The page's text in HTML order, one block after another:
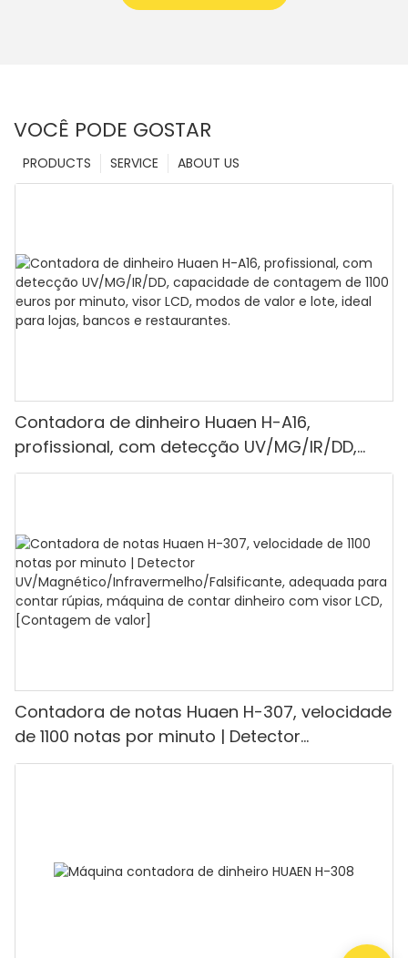
VOCÊ PODE GOSTAR
ABOUT US
SERVICE
PRODUCTS
Contadora de dinheiro Huaen H-A16,
profissional, com detecção UV/MG/IR/DD,
capacidade de contagem de 1100 euros por
Contadora de notas Huaen H-307, velocidade
de 1100 notas por minuto | Detector
UV/Magnético/Infravermelho/Falsificante,